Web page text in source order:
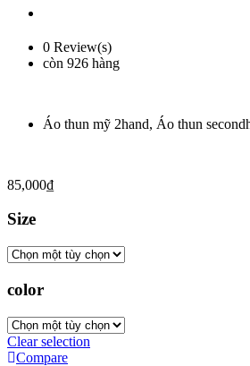
0 Review(s)
còn 926 hàng
Áo thun mỹ 2hand, Áo thun
85,000₫
Size
color
Clear selection
Compare